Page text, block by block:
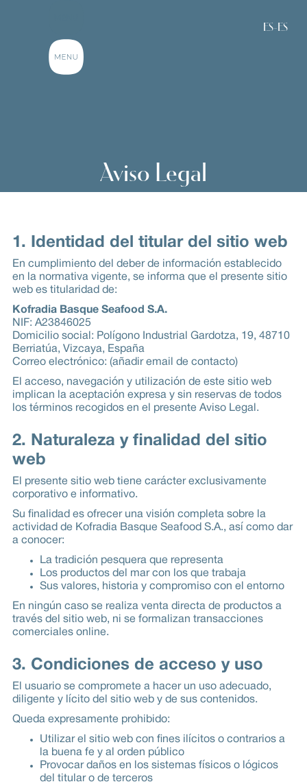
Aviso Legal
1. Identidad del titular del sitio web
En cumplimiento del deber de información establecido
en la normativa vigente, se informa que el presente sitio
web es titularidad de:
Kofradia Basque Seafood S.A.
NIF: A23846025
Domicilio social: Polígono Industrial Gardotza, 19, 48710
Berriatúa, Vizcaya, España
Correo electrónico: (añadir email de contacto)
El acceso, navegación y utilización de este sitio web
implican la aceptación expresa y sin reservas de todos
los términos recogidos en el presente Aviso Legal.
2. Naturaleza y finalidad del sitio
web
El presente sitio web tiene carácter exclusivamente
corporativo e informativo.
Su finalidad es ofrecer una visión completa sobre la
actividad de Kofradia Basque Seafood S.A., así como dar
a conocer:
La tradición pesquera que representa
Los productos del mar con los que trabaja
Sus valores, historia y compromiso con el entorno
En ningún caso se realiza venta directa de productos a
través del sitio web, ni se formalizan transacciones
comerciales online.
3. Condiciones de acceso y uso
El usuario se compromete a hacer un uso adecuado,
diligente y lícito del sitio web y de sus contenidos.
Queda expresamente prohibido:
Utilizar el sitio web con fines ilícitos o contrarios a
la buena fe y al orden público
Provocar daños en los sistemas físicos o lógicos
del titular o de terceros
ES-ES